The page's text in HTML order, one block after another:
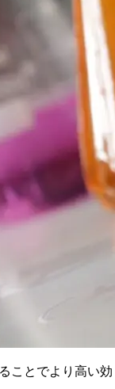
ことでより高い効